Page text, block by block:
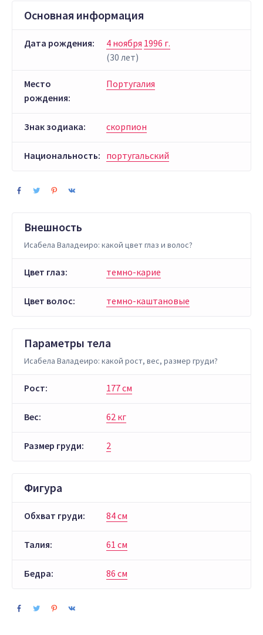
Основная информация
Дата рождения: 4 ноября 1996 г.
(30 лет)
Место
рождения:
Португалия
Знак зодиака: скорпион
Национальность: португальский
Внешность
Исабела Валадеиро: какой цвет глаз и волос?
Цвет глаз: темно-карие
Цвет волос: темно-каштановые
Параметры тела
Исабела Валадеиро: какой рост, вес, размер груди?
Рост: 177 см
Вес: 62 кг
Размер груди: 2
Фигура
Обхват груди: 84 см
Талия: 61 см
Бедра: 86 см